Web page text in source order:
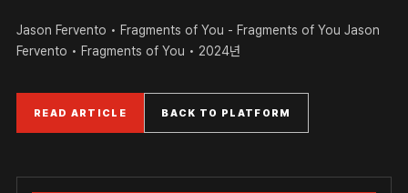
Jason Fervento • Fragments of You - Fragments of You Jason
Fervento • Fragments of You • 2024년
READ ARTICLE BACK TO PLATFORM